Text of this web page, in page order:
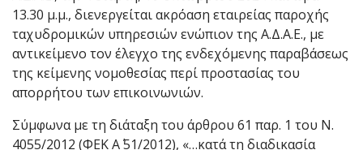
13.30 μ.μ., διενεργείται ακρόαση εταιρείας παροχής
ταχυδρομικών υπηρεσιών ενώπιον της Α.Δ.Α.Ε., με
αντικείμενο τον έλεγχο της ενδεχόμενης παραβάσεως
της κείμενης νομοθεσίας περί προστασίας του
απορρήτου των επικοινωνιών.
Σύμφωνα με τη διάταξη του άρθρου 61 παρ. 1 του Ν.
4055/2012 (ΦΕΚ Α΄ 51/2012), «…κατά τη διαδικασία